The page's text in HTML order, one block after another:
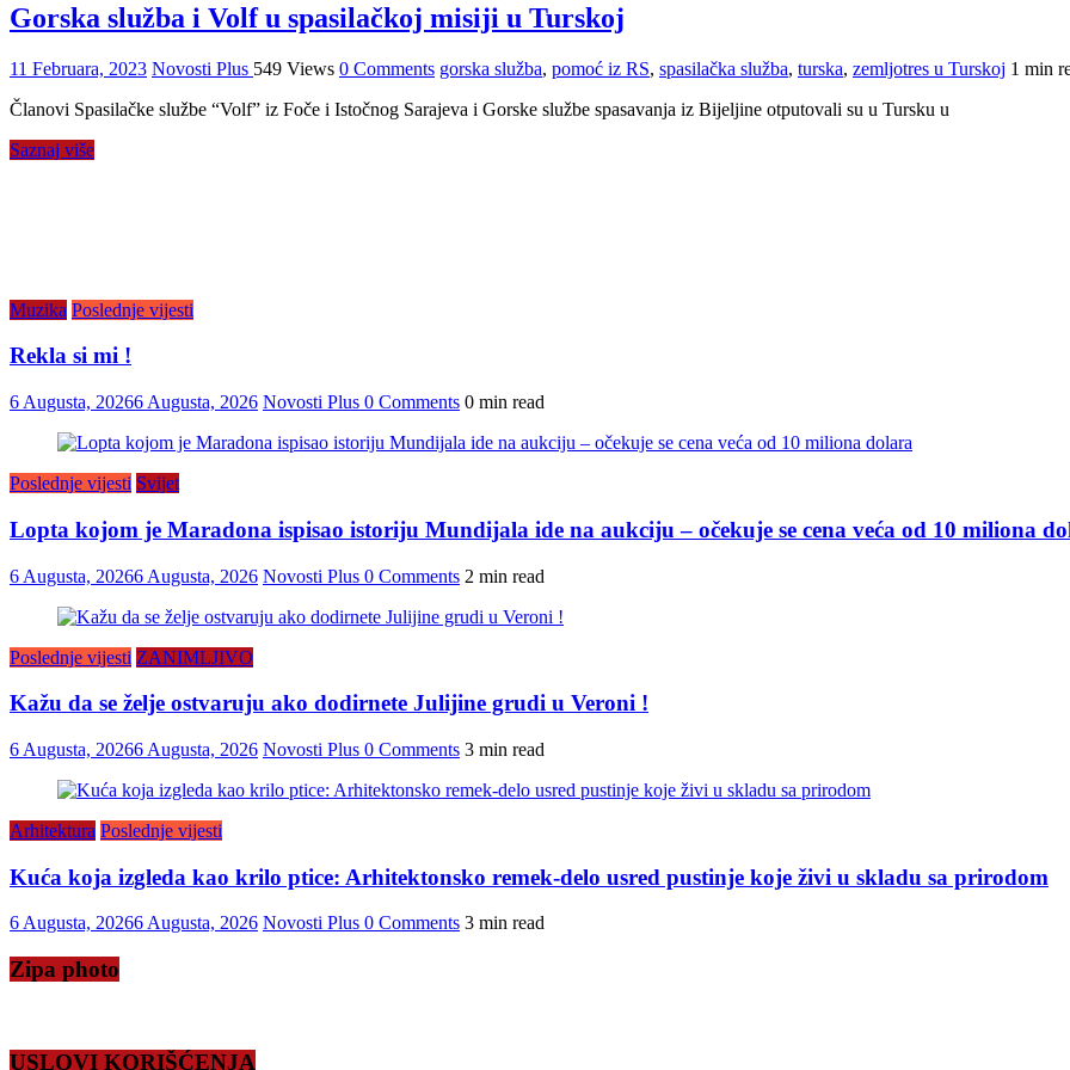
Gorska služba i Volf u spasilačkoj misiji u Turskoj
11 Februara, 2023 Novosti Plus 549 Views 0 Comments gorska služba, pomoć iz RS, spasilačka služba, turska, zemljotres u Turskoj 1 min
Članovi Spasilačke službe “Volf” iz Foče i Istočnog Sarajeva i Gorske službe spasavanja iz Bijeljine otputovali su u Tursku u
Saznaj više
Muzika Poslednje vijesti
Rekla si mi !
6 Augusta, 20266 Augusta, 2026 Novosti Plus 0 Comments 0 min read
Poslednje vijesti Svijet
Lopta kojom je Maradona ispisao istoriju Mundijala ide na aukciju – očekuje se cena veća od 10 miliona
6 Augusta, 20266 Augusta, 2026 Novosti Plus 0 Comments 2 min read
Poslednje vijesti ZANIMLJIVO
Kažu da se želje ostvaruju ako dodirnete Julijine grudi u Veroni !
6 Augusta, 20266 Augusta, 2026 Novosti Plus 0 Comments 3 min read
Arhitektura Poslednje vijesti
Kuća koja izgleda kao krilo ptice: Arhitektonsko remek-delo usred pustinje koje živi u skladu sa prirodom
6 Augusta, 20266 Augusta, 2026 Novosti Plus 0 Comments 3 min read
Zipa photo
USLOVI KORIŠĆENJA